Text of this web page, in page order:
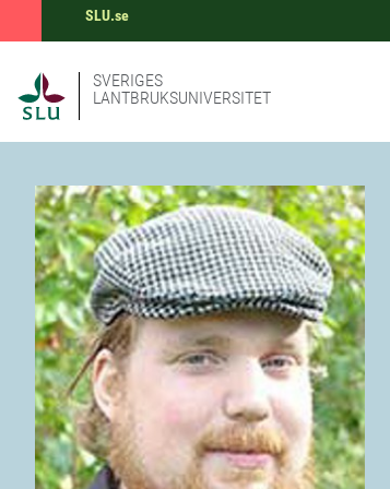
SLU.se
SVERIGES
LANTBRUKSUNIVERSITET